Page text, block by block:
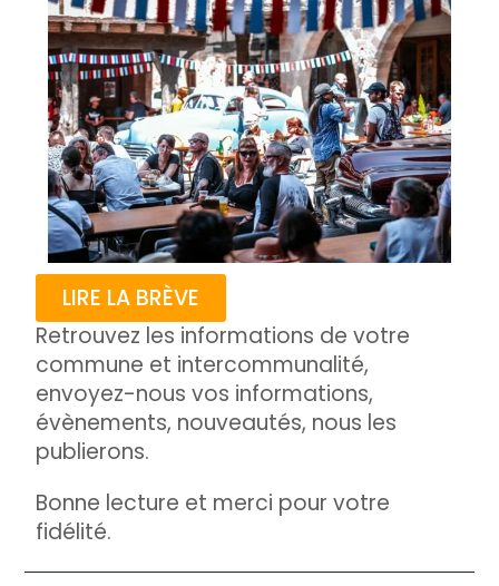
LIRE LA BRÈVE
Retrouvez les informations de votre
commune et intercommunalité,
envoyez-nous vos informations,
évènements, nouveautés, nous les
publierons.
Bonne lecture et merci pour votre
fidélité.